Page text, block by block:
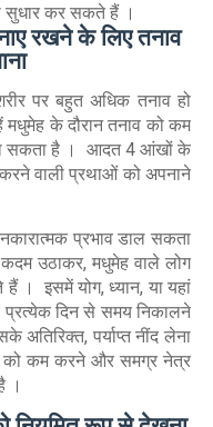
सुधार कर सकते हैं ।
रखने के लिए तनाव
पर बहुत अधिक तनाव हो
के दौरान तनाव को कम
जा सकता है । आदत 4 आंखों के
वाली प्रथाओं को अपनाने
प्रभाव डाल सकता
उठाकर, मधुमेह वाले लोग
इसमें योग, ध्यान, या यहां
दिन से समय निकालने
अतिरिक्त, पर्याप्त नींद लेना
कम करने और समग्र नेत्र
।